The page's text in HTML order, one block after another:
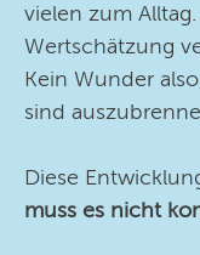
vielen zum
Wertschätzung
Kein Wunder
sind
Diese
muss es nicht